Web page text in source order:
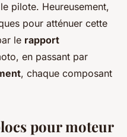
pilote. Heureusement,
pour atténuer cette
le rapport
en passant par
, chaque composant
pour moteur